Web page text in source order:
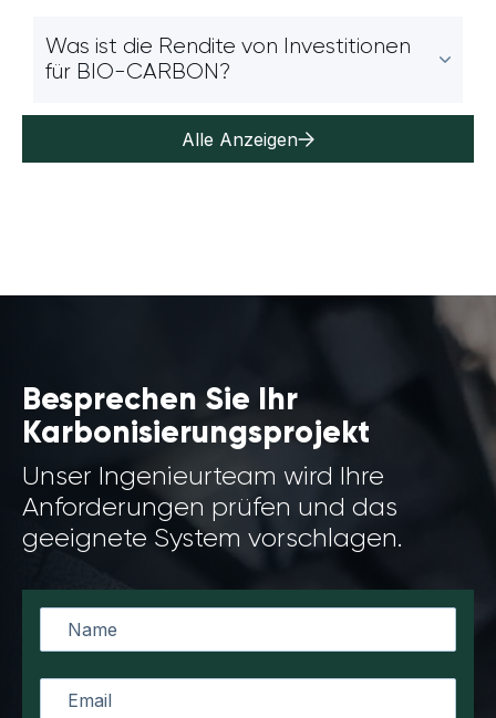
Was ist die Rendite von Investitionen
für BIO-CARBON?
Alle Anzeigen
Besprechen Sie Ihr
Karbonisierungsprojekt
Unser Ingenieurteam wird Ihre
Anforderungen prüfen und das
geeignete System vorschlagen.